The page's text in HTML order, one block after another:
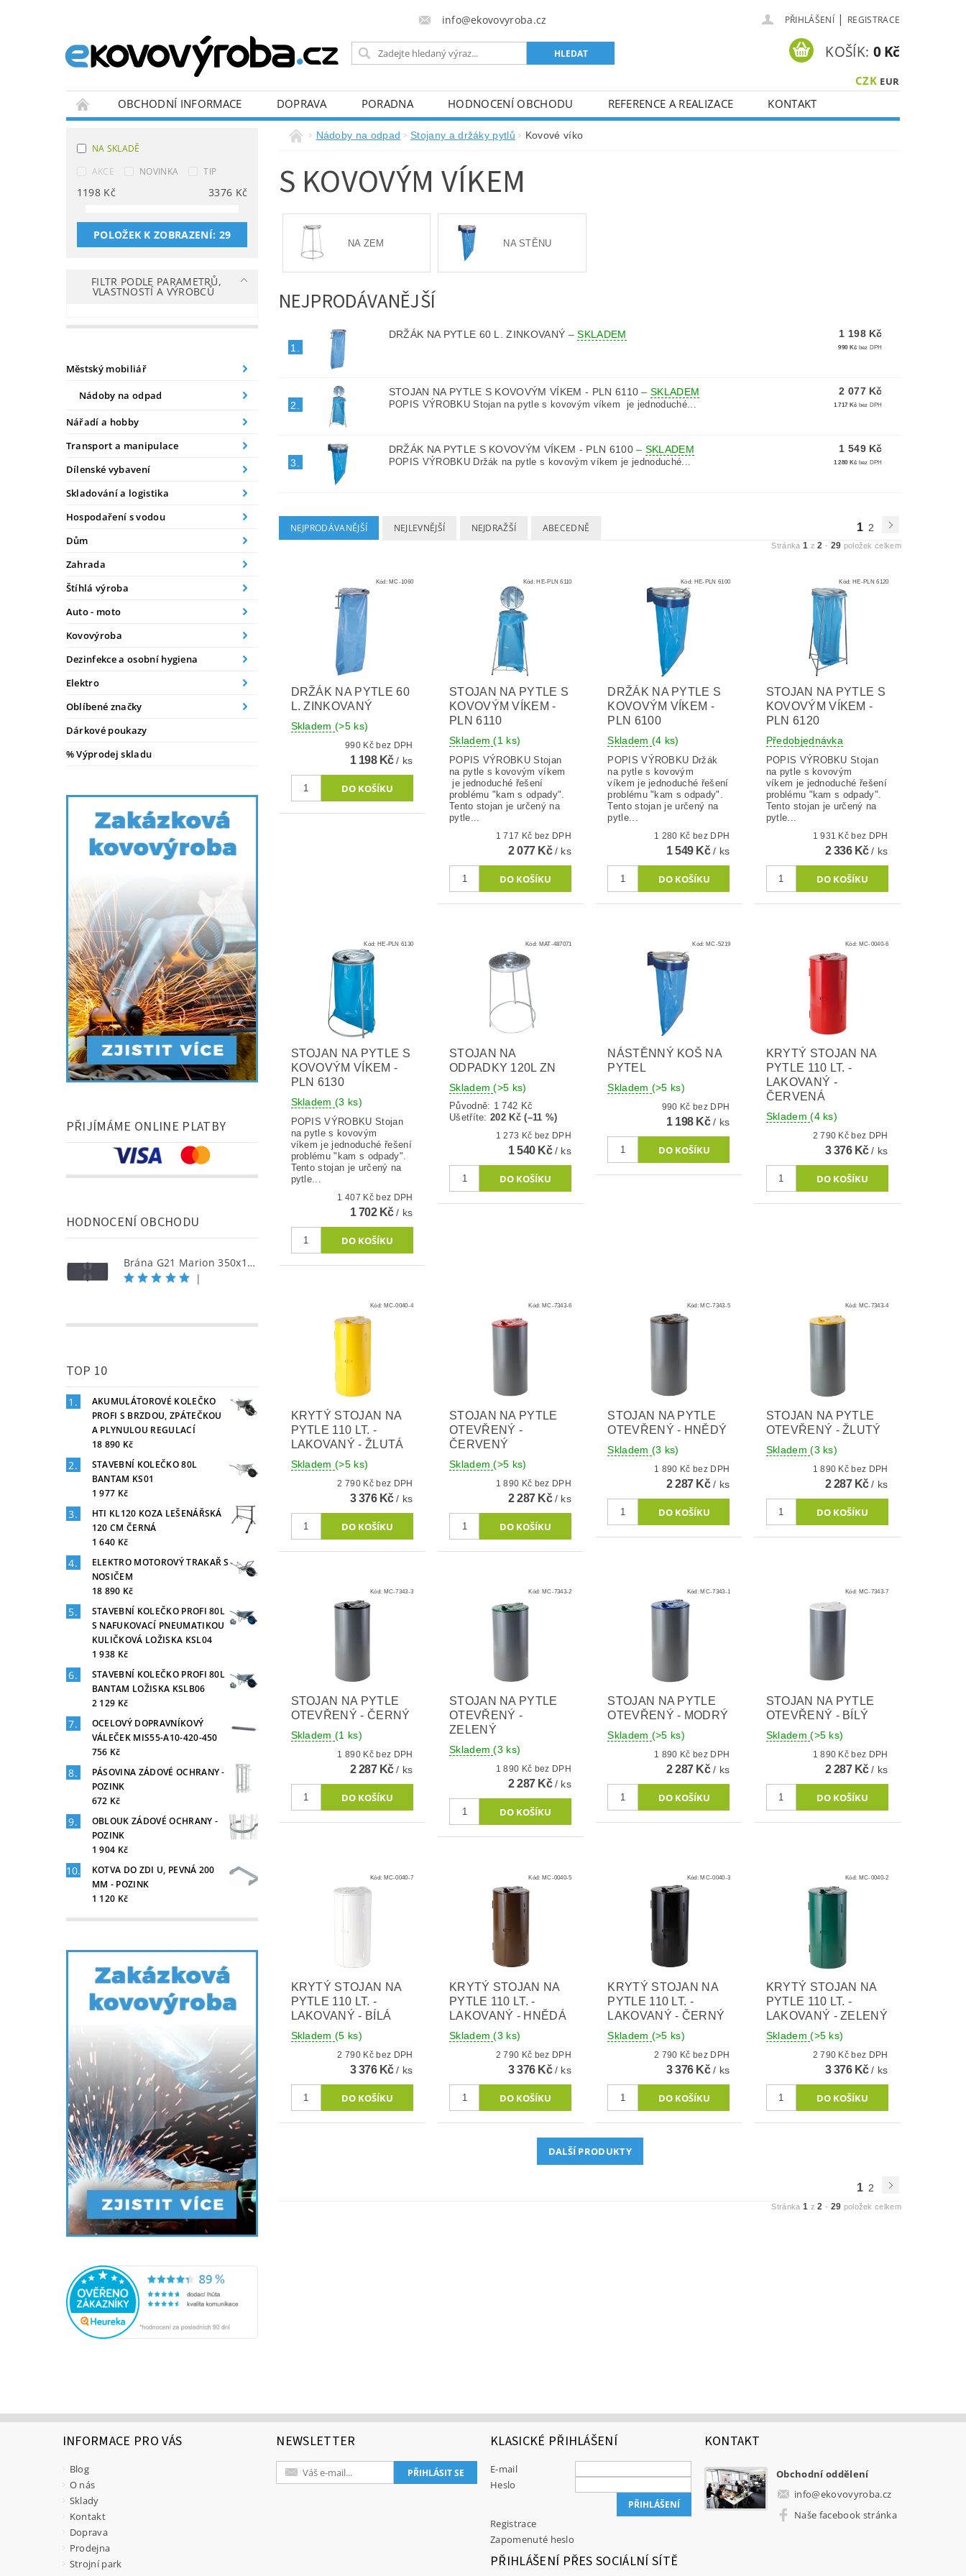
info@ekovovyroba.cz PŘIHLÁŠENÍ | REGISTRACE
CZK EUR
KOŠÍK: 0 Kč
OBCHODNÍ INFORMACE DOPRAVA PORADNA HODNOCENÍ OBCHODU REFERENCE A REALIZACE
KONTAKT
NA SKLADĚ
AKCE
NOVINKA TIP
1198 Kč 3376 Kč
POLOŽEK K ZOBRAZENÍ: 29
FILTR PODLE PARAMETRŮ,
VLASTNOSTÍ A VÝROBCŮ
Městský mobiliář
Nádoby na odpad
Nářadí a hobby
Transport a manipulace
Dílenské vybavení
Skladování a logistika
Hospodaření s vodou
Dům
Zahrada
Štíhlá výroba
Auto - moto
Kovovýroba
Dezinfekce a osobní hygiena
Elektro
Oblíbené značky
Dárkové poukazy
% Výprodej skladu
PŘIJÍMÁME ONLINE PLATBY
HODNOCENÍ OBCHODU
Brána G21 Marion 350x158 cm dvoukřídlá, antracitová
|
TOP 10
AKUMULÁTOROVÉ KOLEČKO
PROFI S BRZDOU, ZPÁTEČKOU
A PLYNULOU REGULACÍ
18 890 Kč
STAVEBNÍ KOLEČKO 80L
BANTAM KS01
1 977 Kč
HTI KL120 KOZA LEŠENÁŘSKÁ
120 CM ČERNÁ
1 640 Kč
ELEKTRO MOTOROVÝ TRAKAŘ S
NOSIČEM
18 890 Kč
STAVEBNÍ KOLEČKO PROFI 80L
S NAFUKOVACÍ PNEUMATIKOU
KULIČKOVÁ LOŽISKA KSL04
1 938 Kč
STAVEBNÍ KOLEČKO PROFI 80L
BANTAM LOŽISKA KSLB06
2 129 Kč
OCELOVÝ DOPRAVNÍKOVÝ
VÁLEČEK MIS55-A10-420-450
756 Kč
PÁSOVINA ZÁDOVÉ OCHRANY -
POZINK
672 Kč
OBLOUK ZÁDOVÉ OCHRANY -
POZINK
1 904 Kč
KOTVA DO ZDI U, PEVNÁ 200
MM - POZINK
1 120 Kč
Nádoby na odpad Stojany a držáky pytlů Kovové víko
S KOVOVÝM VÍKEM
NA ZEM NA STĚNU
NEJPRODÁVANĚJŠÍ
1.
DRŽÁK NA PYTLE 60 L. ZINKOVANÝ –SKLADEM 1 198 Kč
990 Kč bez DPH
2.
STOJAN NA PYTLE S KOVOVÝM VÍKEM - PLN 6110–SKLADEM
POPIS VÝROBKU Stojan na pytle s kovovým víkem je jednoduché...
2 077 Kč
1 717 Kč bez DPH
3.
DRŽÁK NA PYTLE S KOVOVÝM VÍKEM - PLN 6100– SKLADEM
POPIS VÝROBKU Držák na pytle s kovovým víkem je jednoduché...
1 549 Kč
1 280 Kč bez DPH
NEJPRODÁVANĚJŠÍ NEJLEVNĚJŠÍ NEJDRAŽŠÍ ABECEDNĚ 1 2
Stránka1 z2 - 29 položek celkem
Kód:MC-1060
DRŽÁK NA PYTLE 60
L. ZINKOVANÝ
Skladem(>5 ks)
990 Kč bez DPH
1 198 Kč/ ks
Kód:HE-PLN 6110
STOJAN NA PYTLE S
KOVOVÝM VÍKEM -
PLN 6110
Skladem(1 ks)
POPIS VÝROBKU Stojan
na pytle s kovovým víkem
je jednoduché řešení
problému "kam s odpady".
Tento stojan je určený na
pytle...
1 717 Kč bez DPH
2 077 Kč/ ks
Kód: HE-PLN 6100
DRŽÁK NA PYTLE S
KOVOVÝM VÍKEM -
PLN 6100
Skladem (4 ks)
POPIS VÝROBKU Držák
na pytle s kovovým
víkem je jednoduché řešení
problému "kam s odpady".
Tento stojan je určený na
pytle...
1 280 Kč bez DPH
1 549 Kč/ ks
Kód: HE-PLN 6120
STOJAN NA PYTLE S
KOVOVÝM VÍKEM -
PLN 6120
Předobjednávka
POPIS VÝROBKU Stojan
na pytle s kovovým
víkem je jednoduché řešení
problému "kam s odpady".
Tento stojan je určený na
pytle...
1 931 Kč bez DPH
2 336 Kč/ ks
Kód: HE-PLN 6130
STOJAN NA PYTLE S
KOVOVÝM VÍKEM -
PLN 6130
Skladem(3 ks)
POPIS VÝROBKU Stojan
na pytle s kovovým
víkem je jednoduché řešení
problému "kam s odpady".
Tento stojan je určený na
pytle...
1 407 Kč bez DPH
1 702 Kč/ ks
Kód: MAT-487071
STOJAN NA
ODPADKY 120L ZN
Skladem(>5 ks)
Původně: 1 742 Kč
Ušetříte:202 Kč (–11 %)
1 273 Kč bez DPH
1 540 Kč/ ks
Kód: MC-5219
NÁSTĚNNÝ KOŠ NA
PYTEL
Skladem (>5 ks)
990 Kč bez DPH
1 198 Kč/ ks
Kód: MC-0040-6
KRYTÝ STOJAN NA
PYTLE 110 LT. -
LAKOVANÝ -
ČERVENÁ
Skladem(4 ks)
2 790 Kč bez DPH
3 376 Kč/ ks
Kód: MC-0040-4
KRYTÝ STOJAN NA
PYTLE 110 LT. -
LAKOVANÝ - ŽLUTÁ
Skladem(>5 ks)
2 790 Kč bez DPH
3 376 Kč/ ks
Kód: MC-7343-6
STOJAN NA PYTLE
OTEVŘENÝ -
ČERVENÝ
Skladem(>5 ks)
1 890 Kč bez DPH
2 287 Kč/ ks
Kód:MC-7343-5
STOJAN NA PYTLE
OTEVŘENÝ - HNĚDÝ
Skladem (3 ks)
1 890 Kč bez DPH
2 287 Kč/ ks
Kód: MC-7343-4
STOJAN NA PYTLE
OTEVŘENÝ - ŽLUTÝ
Skladem(3 ks)
1 890 Kč bez DPH
2 287 Kč/ ks
Kód: MC-7343-3
STOJAN NA PYTLE
OTEVŘENÝ - ČERNÝ
Skladem(1 ks)
1 890 Kč bez DPH
2 287 Kč/ ks
Kód: MC-7343-2
STOJAN NA PYTLE
OTEVŘENÝ -
ZELENÝ
Skladem(3 ks)
1 890 Kč bez DPH
2 287 Kč/ ks
Kód:MC-7343-1
STOJAN NA PYTLE
OTEVŘENÝ - MODRÝ
Skladem (>5 ks)
1 890 Kč bez DPH
2 287 Kč/ ks
Kód: MC-7343-7
STOJAN NA PYTLE
OTEVŘENÝ - BÍLÝ
Skladem(>5 ks)
1 890 Kč bez DPH
2 287 Kč/ ks
Kód: MC-0040-7
KRYTÝ STOJAN NA
PYTLE 110 LT. -
LAKOVANÝ - BÍLÁ
Skladem(5 ks)
2 790 Kč bez DPH
3 376 Kč/ ks
Kód: MC-0040-5
KRYTÝ STOJAN NA
PYTLE 110 LT. -
LAKOVANÝ - HNĚDÁ
Skladem(3 ks)
2 790 Kč bez DPH
3 376 Kč/ ks
Kód:MC-0040-3
KRYTÝ STOJAN NA
PYTLE 110 LT. -
LAKOVANÝ - ČERNÝ
Skladem (>5 ks)
2 790 Kč bez DPH
3 376 Kč/ ks
Kód: MC-0040-2
KRYTÝ STOJAN NA
PYTLE 110 LT. -
LAKOVANÝ - ZELENÝ
Skladem(>5 ks)
2 790 Kč bez DPH
3 376 Kč/ ks
DALŠÍ PRODUKTY
1 2
Stránka1 z2 - 29 položek celkem
INFORMACE PRO VÁS
Blog
O nás
Sklady
Kontakt
Doprava
Prodejna
Strojní park
NEWSLETTER KLASICKÉ PŘIHLÁŠENÍ
E-mail
Heslo
Registrace
Zapomenuté heslo
PŘIHLÁŠENÍ PŘES SOCIÁLNÍ SÍTĚ
KONTAKT
Obchodní oddělení
info@ekovovyroba.cz
Naše facebook stránka